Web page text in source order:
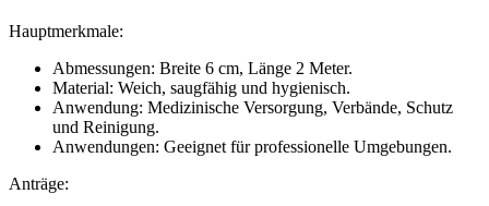
Hauptmerkmale:
Abmessungen: Breite 6 cm, Länge 2 Meter.
Material: Weich, saugfähig und hygienisch.
Anwendung: Medizinische Versorgung, Verbände, Schutz
und Reinigung.
Anwendungen: Geeignet für professionelle Umgebungen.
Anträge: